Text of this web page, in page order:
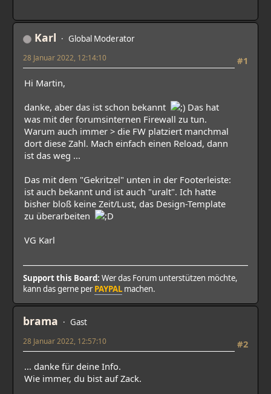
Karl Global Moderator
#1
28 Januar 2022, 12:14:10
Hi Martin,
danke, aber das ist schon bekannt
Das hat
was mit der forumsinternen Firewall zu tun.
Warum auch immer > die FW platziert manchmal
dort diese Zahl. Mach einfach einen Reload, dann
ist das weg ...
Das mit dem "Gekritzel" unten in der Footerleiste:
ist auch bekannt und ist auch "uralt". Ich hatte
bisher bloß keine Zeit/Lust, das Design-Template
zu überarbeiten
VG Karl
Support this Board: Wer das Forum unterstützen möchte,
kann das gerne perPAYPAL machen.
brama Gast
#2
28 Januar 2022, 12:57:10
... danke für deine Info.
Wie immer, du bist auf Zack.